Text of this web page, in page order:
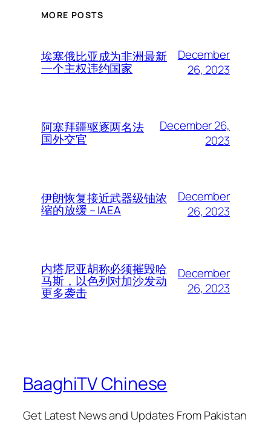
MORE POSTS
埃塞俄比亚成为非洲最新
一个主权违约国家
December
26, 2023
阿塞拜疆驱逐两名法
国外交官
December 26,
2023
伊朗恢复接近武器级铀浓
缩的放缓 – IAEA
December
26, 2023
内塔尼亚胡称必须摧毁哈
马斯，以色列对加沙发动
更多袭击
December
26, 2023
BaaghiTV Chinese
Get Latest News and Updates From Pakistan